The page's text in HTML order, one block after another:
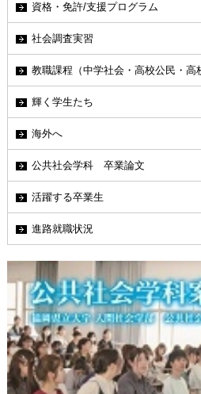
資格・免許/支援プログラム
社会調査実習
教職課程（中学社会・高校公民・高
輝く学生たち
海外へ
公共社会学科 卒業論文
活躍する卒業生
進路就職状況